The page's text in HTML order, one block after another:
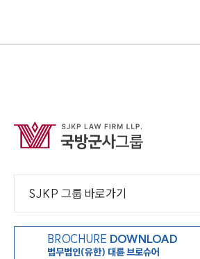
SJKP 그룹 바로가기
BROCHURE DOWNLOAD
법무법인(유한) 대륜 브로슈어